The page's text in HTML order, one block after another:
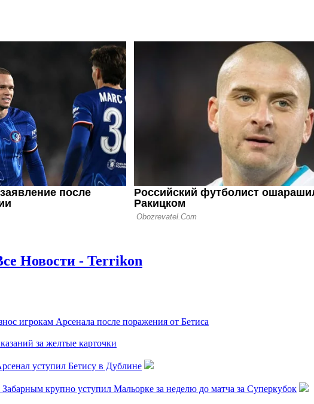
помпезную церемонию
подписания Мохамеда
Салаха
05.08.26 19:55
Астон Вилла покупает
защитника Атлетико
игрокам Арсенала после поражения от Бетиса
за желтые карточки
уступил Бетису в Дублине
крупно уступил Мальорке за неделю до матча за Суперкубок